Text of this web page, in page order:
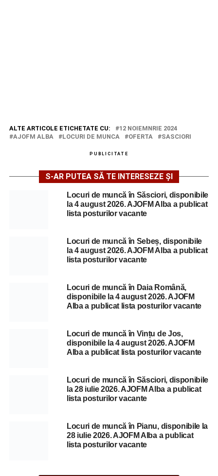
ALTE ARTICOLE ETICHETATE CU:
12 NOIEMNRIE 2024
AJOFM ALBA
LOCURI DE MUNCA OFERTA SASCIORI
PUBLICITATE
S-AR PUTEA SĂ TE INTERESEZE ȘI
Locuri de muncă în Săsciori, disponibile
la 4 august 2026. AJOFM Alba a publicat
lista posturilor vacante
Locuri de muncă în Sebeș, disponibile
la 4 august 2026. AJOFM Alba a publicat
lista posturilor vacante
Locuri de muncă în Daia Română,
disponibile la 4 august 2026. AJOFM
Alba a publicat lista posturilor vacante
Locuri de muncă în Vințu de Jos,
disponibile la 4 august 2026. AJOFM
Alba a publicat lista posturilor vacante
Locuri de muncă în Săsciori, disponibile
la 28 iulie 2026. AJOFM Alba a publicat
lista posturilor vacante
Locuri de muncă în Pianu, disponibile la
28 iulie 2026. AJOFM Alba a publicat
lista posturilor vacante